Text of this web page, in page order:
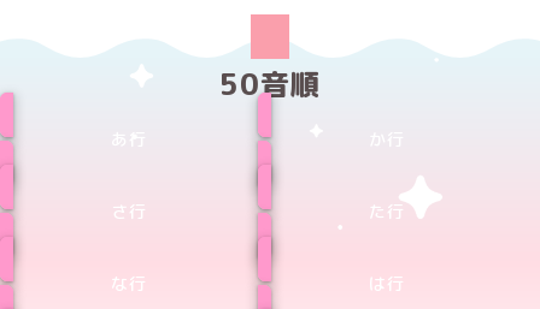
50音順
さ行 た行
な行 は行